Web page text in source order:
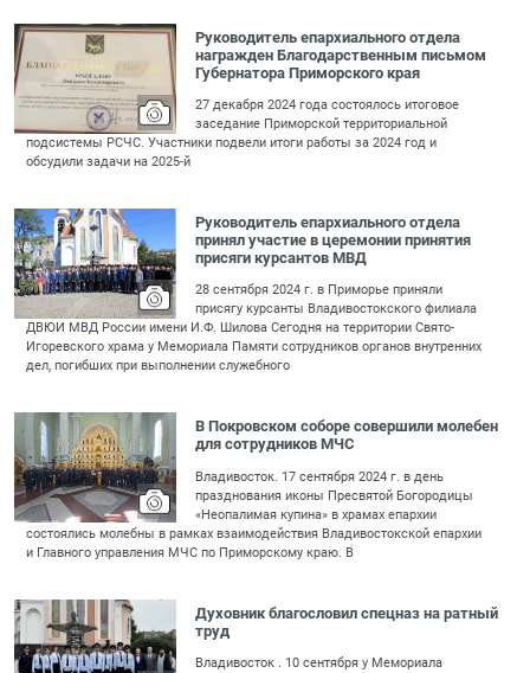
Руководитель епархиального отдела
награжден Благодарственным письмом
Губернатора Приморского края
27 декабря 2024 года состоялось итоговое
заседание Приморской территориальной
подсистемы РСЧС. Участники подвели итоги работы за 2024 год и
обсудили задачи на 2025-й
Руководитель епархиального отдела
принял участие в церемонии принятия
присяги курсантов МВД
28 сентября 2024 г. в Приморье приняли
присягу курсанты Владивостокского филиала
ДВЮИ МВД России имени И.Ф. Шилова Сегодня на территории Свято-
Игоревского храма у Мемориала Памяти сотрудников органов внутренних
дел, погибших при выполнении служебного
В Покровском соборе совершили молебен
для сотрудников МЧС
Владивосток. 17 сентября 2024 г. в день
празднования иконы Пресвятой Богородицы
«Неопалимая купина» в храмах епархии
состоялись молебны в рамках взаимодействия Владивостокской епархии
и Главного управления МЧС по Приморскому краю. В
Духовник благословил спецназ на ратный
труд
Владивосток . 10 сентября у Мемориала